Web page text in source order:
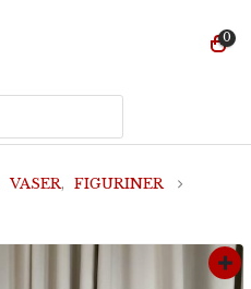
0
VASER, FIGURINER